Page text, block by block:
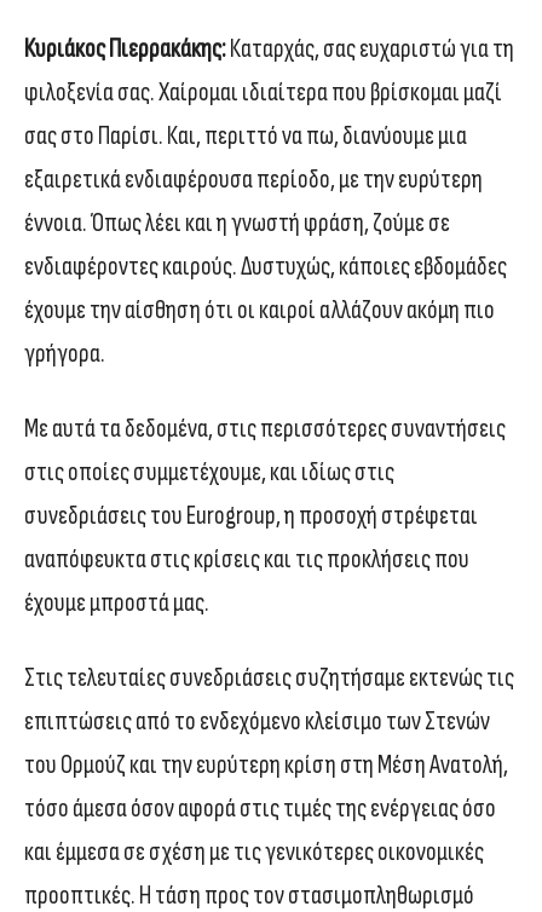
Κυριάκος Πιερρακάκης:Καταρχάς, σας ευχαριστώ για τη
φιλοξενία σας. Χαίρομαι ιδιαίτερα που βρίσκομαι μαζί
σας στο Παρίσι. Και, περιττό να πω, διανύουμε μια
εξαιρετικά ενδιαφέρουσα περίοδο, με την ευρύτερη
έννοια. Όπως λέει και η γνωστή φράση, ζούμε σε
ενδιαφέροντες καιρούς. Δυστυχώς, κάποιες εβδομάδες
έχουμε την αίσθηση ότι οι καιροί αλλάζουν ακόμη πιο
γρήγορα.
Με αυτά τα δεδομένα, στις περισσότερες συναντήσεις
στις οποίες συμμετέχουμε, και ιδίως στις
συνεδριάσεις του Eurogroup, η προσοχή στρέφεται
αναπόφευκτα στις κρίσεις και τις προκλήσεις που
έχουμε μπροστά μας.
Στις τελευταίες συνεδριάσεις συζητήσαμε εκτενώς τις
επιπτώσεις από το ενδεχόμενο κλείσιμο των Στενών
του Ορμούζ και την ευρύτερη κρίση στη Μέση Ανατολή,
τόσο άμεσα όσον αφορά στις τιμές της ενέργειας όσο
και έμμεσα σε σχέση με τις γενικότερες οικονομικές
προοπτικές. Η τάση προς τον στασιμοπληθωρισμό